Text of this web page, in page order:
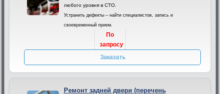
любого уровня в СТО.
Устранить дефекты – найти специалистов, запись и
своевременный прием.
По
запросу
Заказать
Ремонт задней двери (перечень